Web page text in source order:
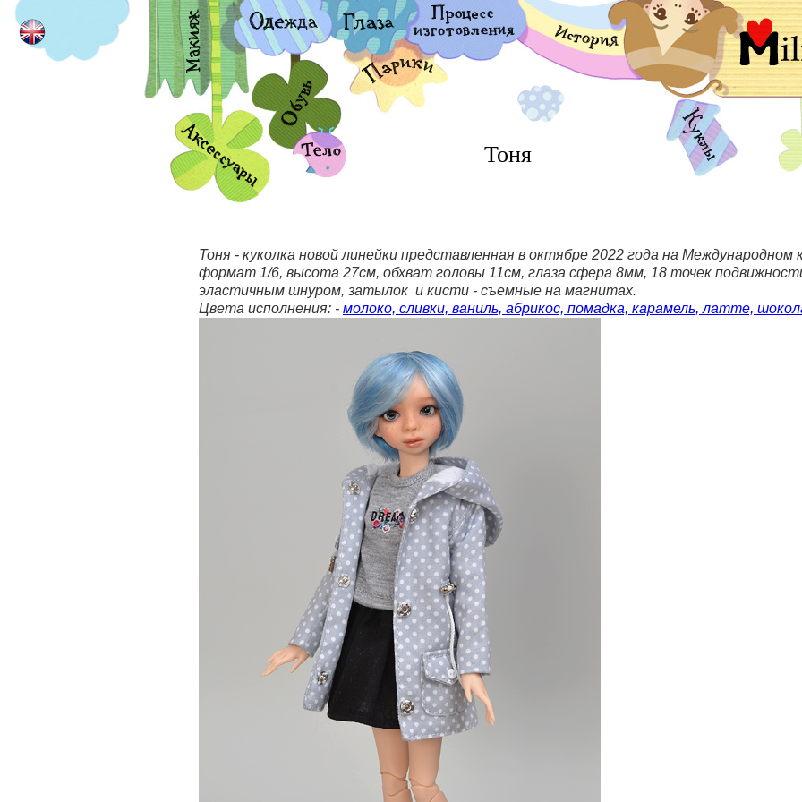
Тоня
Тоня - куколка новой линейки представленная в октябре 2022 года на Международном
формат 1/6, высота 27см, обхват головы 11см, глаза сфера 8мм, 18 точек
эластичным шнуром, затылок и кисти - съемные на магнитах.
Цвета исполнения: - молоко, сливки, ваниль, абрикос, помадка, карамель, латте,